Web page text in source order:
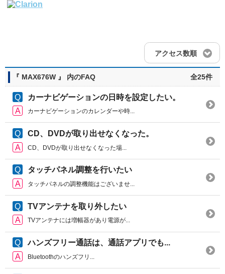
アクセス数順
『 MAX676W 』 内のFAQ 全25件
カーナビゲーションの日時を設定したい。
カーナビゲーションのカレンダーや時...
CD、DVDが取り出せなくなった。
CD、DVDが取り出せなくなった場...
タッチパネル調整を行いたい
タッチパネルの調整機能はございませ...
TVアンテナを取り外したい
TVアンテナには増幅器があり電源が...
ハンズフリー通話は、通話アプリでも...
Bluetoothのハンズフリ...